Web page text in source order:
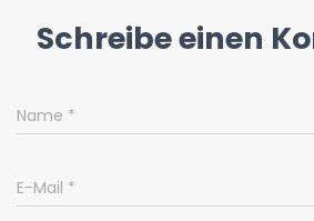
Schreibe einen
Name *
E-Mail *